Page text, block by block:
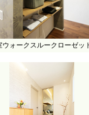
ウォークスルークローゼッ